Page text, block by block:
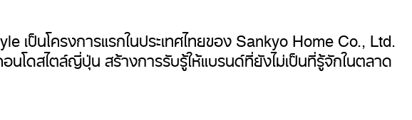
ป็นโครงการแรกในประเทศไทยของ Sankyo Home Co., Ltd.
สไตล์ญี่ปุ่น สร้างการรับรู้ให้แบรนด์ที่ยังไม่เป็นที่รู้จักในตลาด